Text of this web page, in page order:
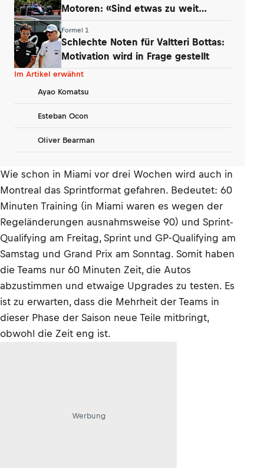
Motoren: «Sind etwas zu weit
Formel 1
Schlechte Noten für Valtteri Bottas:
Motivation wird in Frage gestellt
Im Artikel erwähnt
Ayao Komatsu
Esteban Ocon
Oliver Bearman
Wie schon in Miami vor drei Wochen wird auch in
Montreal das Sprintformat gefahren. Bedeutet: 60
Minuten Training (in Miami waren es wegen der
Regeländerungen ausnahmsweise 90) und Sprint-
Qualifying am Freitag, Sprint und GP-Qualifying am
Samstag und Grand Prix am Sonntag. Somit haben
die Teams nur 60 Minuten Zeit, die Autos
abzustimmen und etwaige Upgrades zu testen. Es
ist zu erwarten, dass die Mehrheit der Teams in
dieser Phase der Saison neue Teile mitbringt,
obwohl die Zeit eng ist.
Werbung